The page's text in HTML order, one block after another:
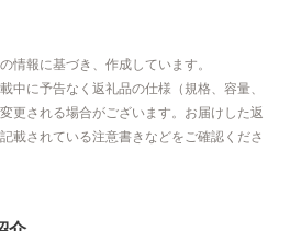
情報に基づき、作成しています。
中に予告なく返礼品の仕様（規格、容量、
更される場合がございます。お届けした返
載されている注意書きなどをご確認くださ